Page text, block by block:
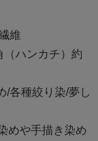
維
（ハンカチ）約
/各種絞り染/夢し
めや手描き染め